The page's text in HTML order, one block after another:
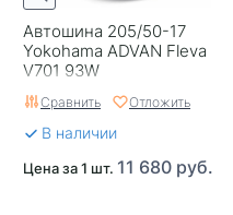
Автошина 205/50-17
Yokohama ADVAN Fleva
V701 93W
Сравнить Отложить
В наличии
Цена за 1 шт. 11 680 руб.